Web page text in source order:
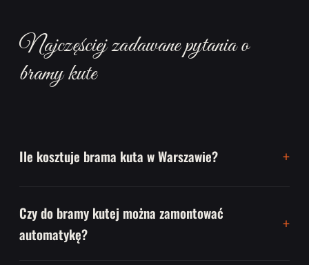
Najczęściej zadawane pytania o
bramy kute
Ile kosztuje brama kuta w Warszawie?
Czy do bramy kutej można zamontować
automatykę?